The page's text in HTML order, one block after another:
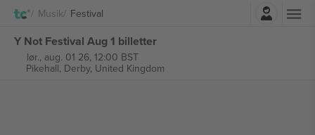
Musik Festival
Y Not Festival Aug 1 billetter
lør., aug. 01 26, 12:00 BST
Pikehall, Derby, United Kingdom